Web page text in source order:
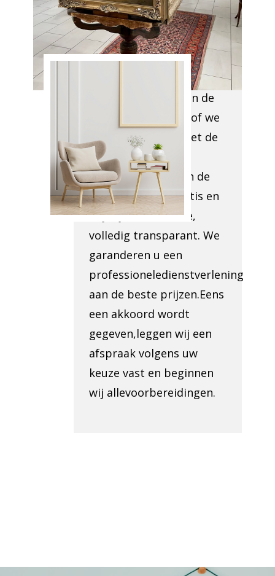
We komen ter plaatse en
evaluerenalles wat moet
weggehaald worden,
toegankelijkheid van de
lokalen enbekijken of we
u kunnen helpen met de
administratieve
romsplomp. Binnen de
24ukrijgt u een gratis en
vrijblijvende offerte,
volledig transparant. We
garanderen u een
professioneledienstverlening
aan de beste prijzen.Eens
een akkoord wordt
gegeven,leggen wij een
afspraak volgens uw
keuze vast en beginnen
wij allevoorbereidingen.